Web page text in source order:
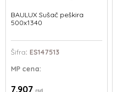
BAULUX Sušač peškira
500x1340
Šifra: ES147513
MP cena:
7.907